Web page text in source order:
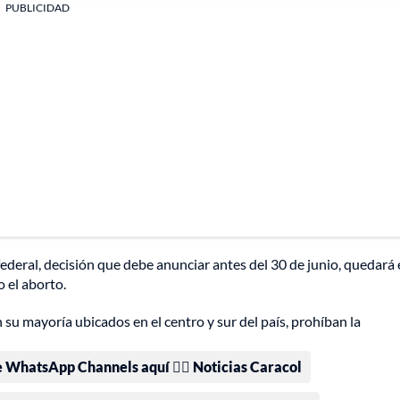
PUBLICIDAD
decisión que debe anunciar antes del 30 de junio, quedará
el aborto.
mayoría ubicados en el centro y sur del país, prohíban la
Channels aquí 👉🏻 Noticias Caracol